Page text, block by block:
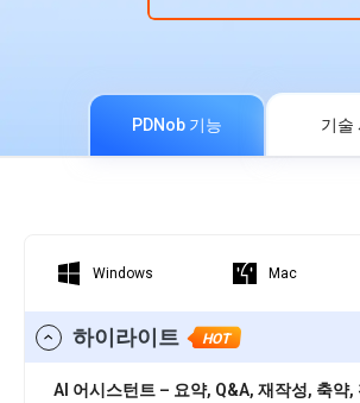
PDNob 기능 기술
Windows Mac
하이라이트 HOT
AI 어시스턴트 – 요약, Q&A, 재작성, 축약,